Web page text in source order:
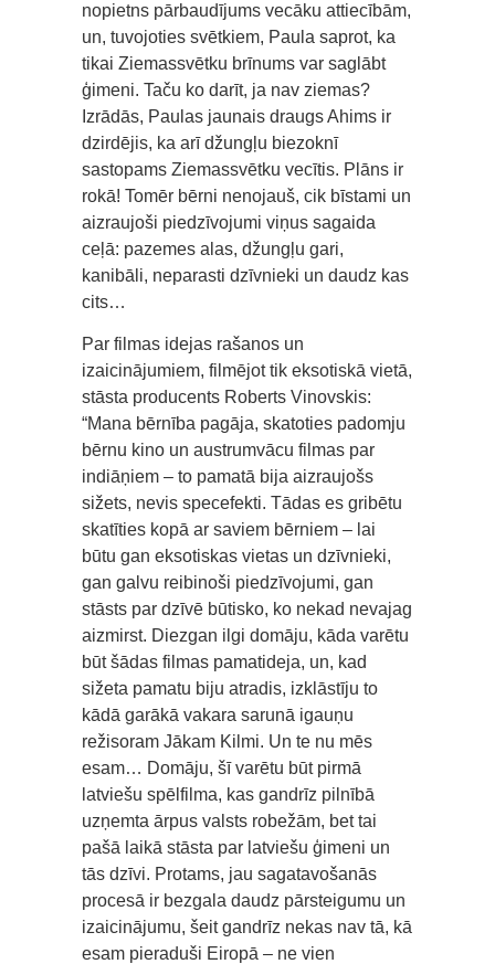
nopietns pārbaudījums vecāku attiecībām,
un, tuvojoties svētkiem, Paula saprot, ka
tikai Ziemassvētku brīnums var saglābt
ģimeni. Taču ko darīt, ja nav ziemas?
Izrādās, Paulas jaunais draugs Ahims ir
dzirdējis, ka arī džungļu biezoknī
sastopams Ziemassvētku vecītis. Plāns ir
rokā! Tomēr bērni nenojauš, cik bīstami un
aizraujoši piedzīvojumi viņus sagaida
ceļā: pazemes alas, džungļu gari,
kanibāli, neparasti dzīvnieki un daudz kas
cits…
Par filmas idejas rašanos un
izaicinājumiem, filmējot tik eksotiskā vietā,
stāsta producents Roberts Vinovskis:
“Mana bērnība pagāja, skatoties padomju
bērnu kino un austrumvācu filmas par
indiāņiem – to pamatā bija aizraujošs
sižets, nevis specefekti. Tādas es gribētu
skatīties kopā ar saviem bērniem – lai
būtu gan eksotiskas vietas un dzīvnieki,
gan galvu reibinoši piedzīvojumi, gan
stāsts par dzīvē būtisko, ko nekad nevajag
aizmirst. Diezgan ilgi domāju, kāda varētu
būt šādas filmas pamatideja, un, kad
sižeta pamatu biju atradis, izklāstīju to
kādā garākā vakara sarunā igauņu
režisoram Jākam Kilmi. Un te nu mēs
esam… Domāju, šī varētu būt pirmā
latviešu spēlfilma, kas gandrīz pilnībā
uzņemta ārpus valsts robežām, bet tai
pašā laikā stāsta par latviešu ģimeni un
tās dzīvi. Protams, jau sagatavošanās
procesā ir bezgala daudz pārsteigumu un
izaicinājumu, šeit gandrīz nekas nav tā, kā
esam pieraduši Eiropā – ne vien